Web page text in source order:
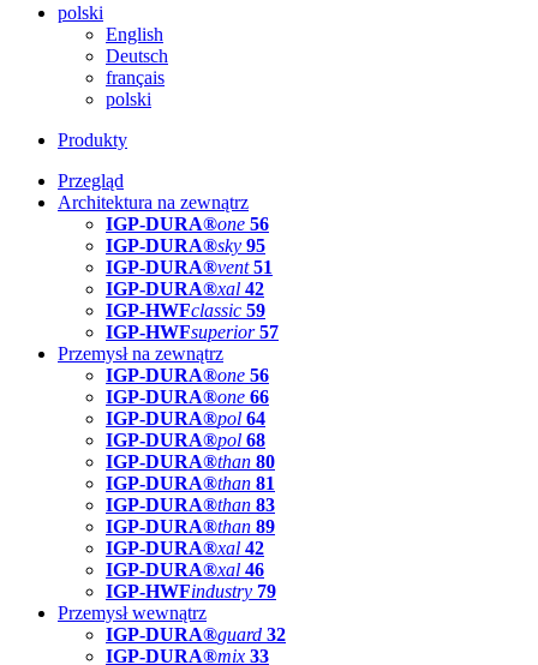
polski
English
Deutsch
français
polski
Produkty
Przegląd
Architektura na zewnątrz
IGP-DURA®one 56
IGP-DURA®sky 95
IGP-DURA®vent 51
IGP-DURA®xal 42
IGP-HWFclassic 59
IGP-HWFsuperior 57
Przemysł na zewnątrz
IGP-DURA®one 56
IGP-DURA®one 66
IGP-DURA®pol 64
IGP-DURA®pol 68
IGP-DURA®than 80
IGP-DURA®than 81
IGP-DURA®than 83
IGP-DURA®than 89
IGP-DURA®xal 42
IGP-DURA®xal 46
IGP-HWFindustry 79
Przemysł wewnątrz
IGP-DURA®guard 32
IGP-DURA®mix 33